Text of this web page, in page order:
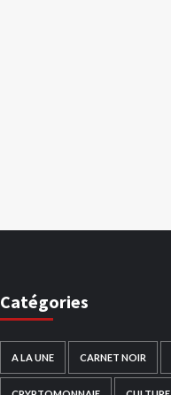
Catégories
A LA UNE CARNET NOIR